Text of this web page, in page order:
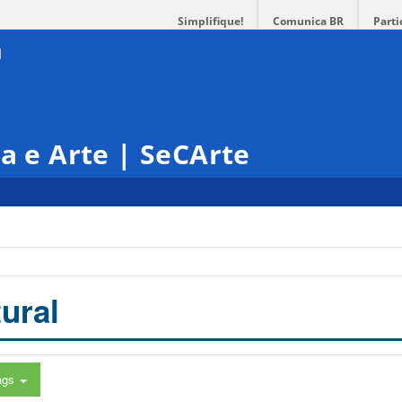
Simplifique! Comunica BR
e Arte | SeCArte